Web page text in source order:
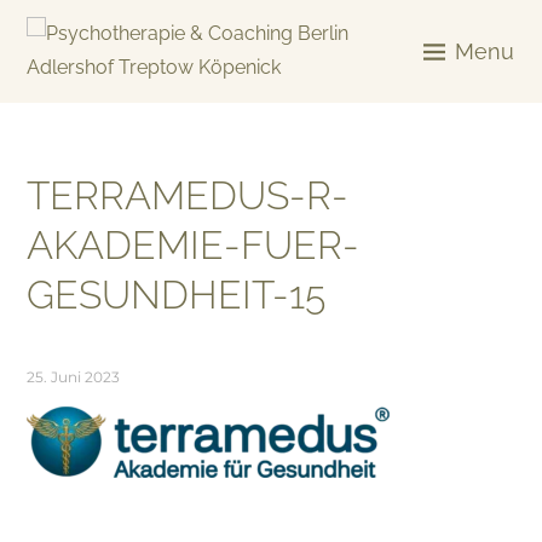
Skip
Menu
TERRAMEDUS-R-
AKADEMIE-FUER-
GESUNDHEIT-15
25. Juni 2023